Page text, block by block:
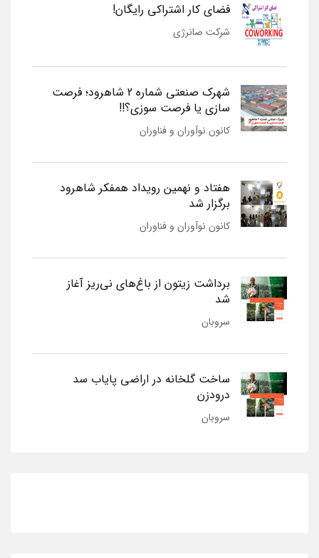
فضای کار اشتراکی رایگان!
شرکت صانرژی
شهرک صنعتی شماره 2 شاهرود؛ فرصت
سازی یا فرصت سوزی؟!!
کانون نوآوران و فناوران
هفتاد و نهمین رویداد همفکر شاهرود
برگزار شد
کانون نوآوران و فناوران
برداشت زیتون از باغ‌های نی‌ریز آغاز
شد
سروبان
ساخت گلخانه در اراضی پایاب سد
درودزن
سروبان